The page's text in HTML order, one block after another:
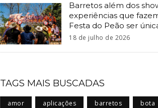
Barretos além dos
experiências que
Festa do Peão ser
18 de julho de 2026
TAGS MAIS BUSCADAS
amor aplicações barretos bota